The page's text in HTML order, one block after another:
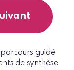
guidé
de synthèse